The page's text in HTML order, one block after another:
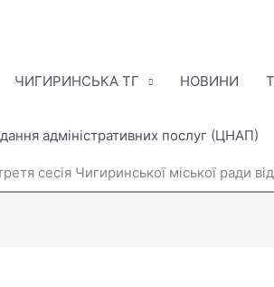
ЧИГИРИНСЬКА ТГ НОВИНИ
адміністративних послуг (ЦНАП)
сесія Чигиринської міської ради